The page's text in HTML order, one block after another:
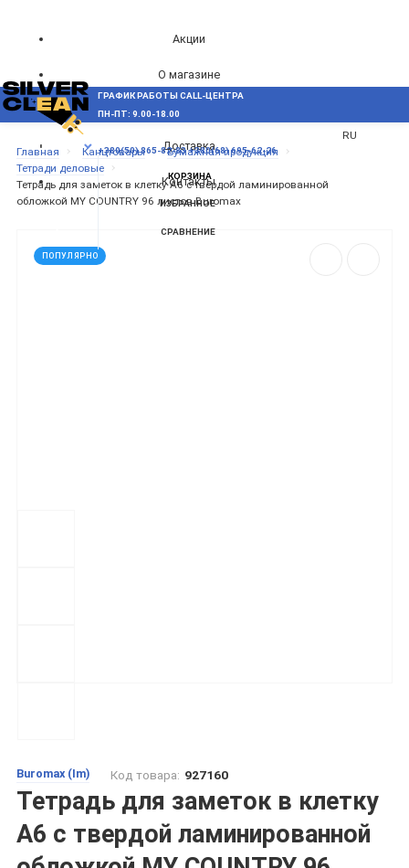
Акции
О магазине
Блог
Доставка
Контакты
RU
МЕНЮ
ГРАФИК РАБОТЫ CALL-ЦЕНТРА
ПН-ПТ: 9.00-18.00
+380(50) 865-82-83+380(68) 695-62-26
КОРЗИНА
ИЗБРАННОЕ
СРАВНЕНИЕ
Главная Канцтовары
Бумажная продукция
Тетради деловые
Тетрадь для заметок в клетку А6 с твердой ламинированной
обложкой MY COUNTRY 96 листов Buromax
ПОПУЛЯРНО
Buromax (Im) Код товара: 927160
Тетрадь для заметок в клетку
А6 с твердой ламинированной